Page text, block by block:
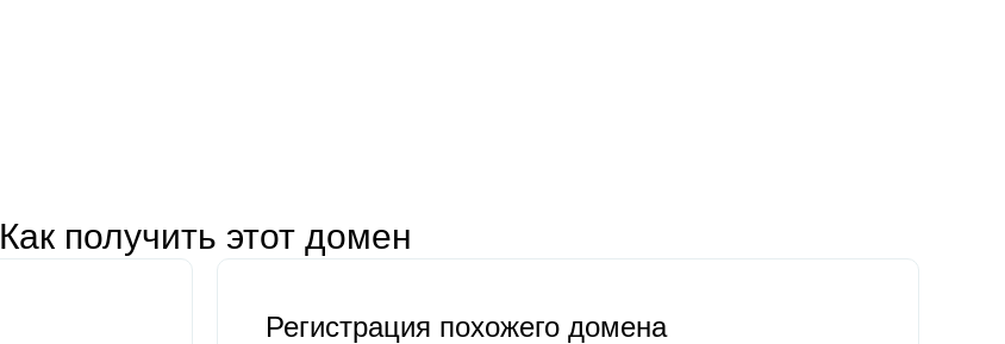
Как получить этот домен
Регистрация похожего домена